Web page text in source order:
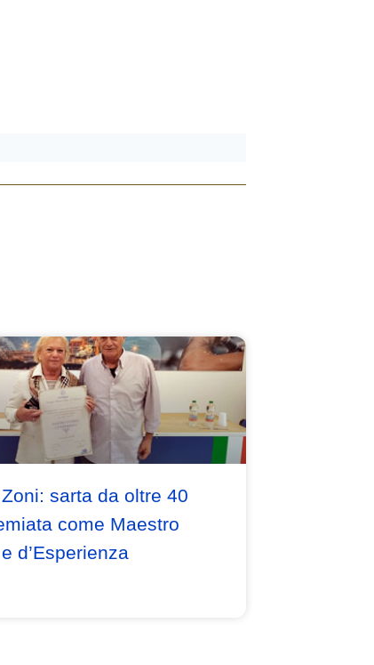
sarta da oltre 40
come Maestro
d’Esperienza